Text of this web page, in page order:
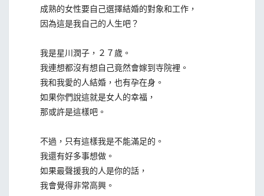
成熟的女性要自己選擇結婚的對象和工作，
因為這是我自己的人生吧？
我是星川潤子，２７歲。
我連想都沒有想自己竟然會嫁到寺院裡。
我和我愛的人結婚，也有孕在身。
如果你們說這就是女人的幸福，
那或許是這樣吧。
不過，只有這樣我是不能滿足的。
我還有好多事想做。
如果最聲援我的人是你的話，
我會覺得非常高興。